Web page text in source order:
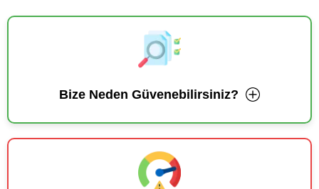
Bize Neden Güvenebilirsiniz?